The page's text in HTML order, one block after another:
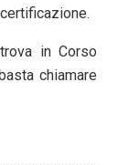
in Corso
chiamare